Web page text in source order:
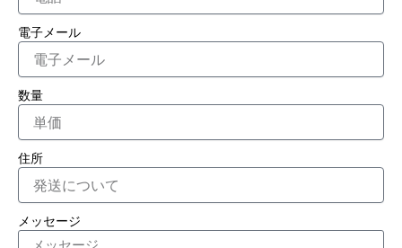
電子メール
数量
住所
メッセージ